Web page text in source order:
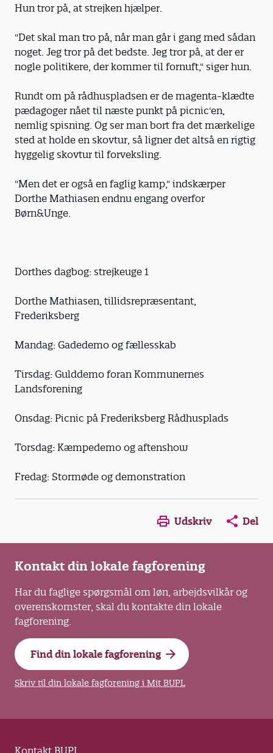
Hun tror på, at strejken hjælper.
"Det skal man tro på, når man går i gang med sådan
noget. Jeg tror på det bedste. Jeg tror på, at der er
nogle politikere, der kommer til fornuft," siger hun.
Rundt om på rådhuspladsen er de magenta-klædte
pædagoger nået til næste punkt på picnic'en,
nemlig spisning. Og ser man bort fra det mærkelige
sted at holde en skovtur, så ligner det altså en rigtig
hyggelig skovtur til forveksling.
"Men det er også en faglig kamp," indskærper
Dorthe Mathiasen endnu engang overfor
Børn&Unge.
Dorthes dagbog: strejkeuge 1
Dorthe Mathiasen, tillidsrepræsentant,
Frederiksberg
Mandag: Gadedemo og fællesskab
Tirsdag: Gulddemo foran Kommunernes
Landsforening
Onsdag: Picnic på Frederiksberg Rådhusplads
Torsdag: Kæmpedemo og aftenshow
Fredag: Stormøde og demonstration
Opens in a new window
Opens in a new
Opens in
Udskriv Del
Kontakt din lokale fagforening
Har du faglige spørgsmål om løn, arbejdsvilkår og
overenskomster, skal du kontakte din lokale
fagforening.
Find din lokale fagforening
Skriv til din lokale fagforening i Mit BUPL
Kontakt BUPL